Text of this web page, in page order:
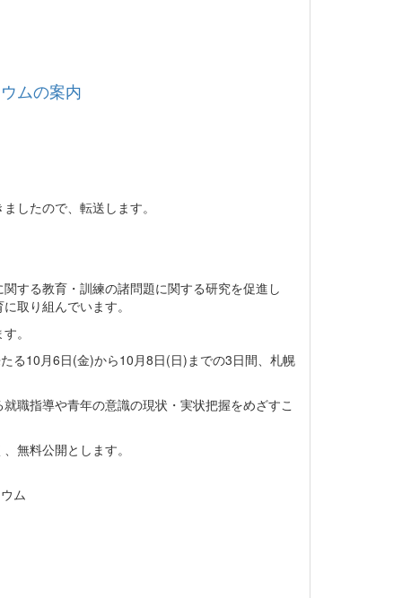
ムの案内
したので、転送します。
する教育・訓練の諸問題に関する研究を促進し
取り組んでいます。
。
る10月6日(金)から10月8日(日)までの3日間、札幌
職指導や青年の意識の現状・実状把握をめざすこ
無料公開とします。
ム